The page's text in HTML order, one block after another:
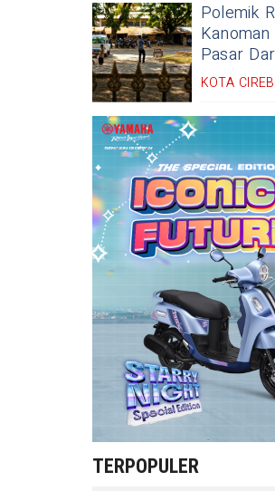
Polemik
Pasar
KOTA
TERPOPULER